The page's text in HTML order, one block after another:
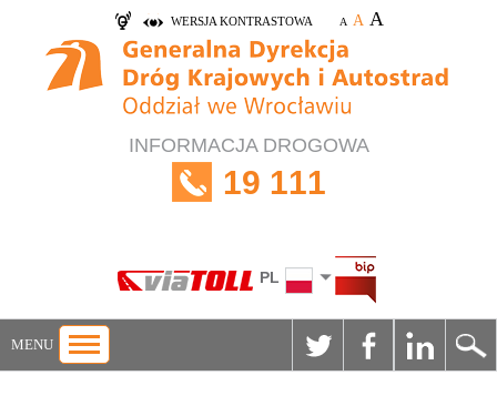
WERSJA KONTRASTOWA A A A
INFORMACJA DROGOWA
19 111
PL
MENU